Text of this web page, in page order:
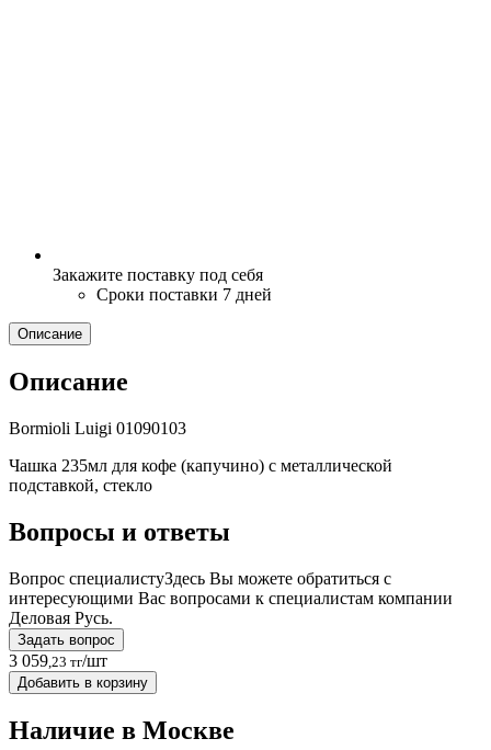
Закажите поставку под себя
Сроки поставки 7 дней
Описание
Описание
Bormioli Luigi 01090103
Чашка 235мл для кофе (капучино) с металлической
подставкой, стекло
Вопросы и ответы
Вопрос специалистуЗдесь Вы можете обратиться с
интересующими Вас вопросами к специалистам компании
Деловая Русь.
Задать вопрос
3 059,23 тг/шт
Добавить в корзину
Наличие в Москвe